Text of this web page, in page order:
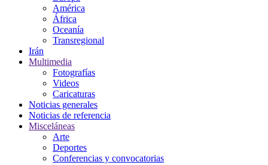
América
África
Oceanía
Transregional
Irán
Multimedia
Fotografías
Videos
Caricaturas
Noticias generales
Noticias de referencia
Misceláneas
Arte
Deportes
Conferencias y convocatorias